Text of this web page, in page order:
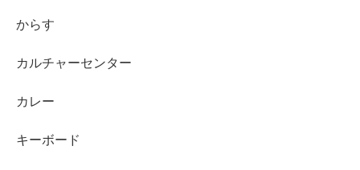
からす
カルチャーセンター
カレー
キーボード